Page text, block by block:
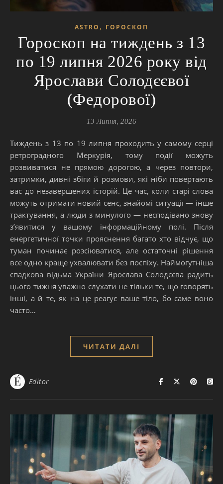
ASTRO , ГОРОСКОП
Гороскоп на тиждень з 13
по 19 липня 2026 року від
Ярослави Солодєєвої
(Федорової)
13 Липня, 2026
Тиждень з 13 по 19 липня проходить у самому серці
ретроградного Меркурія, тому події можуть
розвиватися не прямою дорогою, а через повтори,
затримки, дивні збіги й розмови, які ніби повертають
вас до незавершених історій. Це час, коли старі слова
можуть отримати новий сенс, знайомі ситуації — інше
трактування, а люди з минулого — несподівано знову
з’явитися у вашому інформаційному полі. Після
енергетичної точки прояснення багато хто відчує, що
туман починає розсіюватися, але остаточні рішення
все одно краще ухвалювати без поспіху. Наймогутніша
спадкова відьма України Ярослава Солодєєва радить
цього тижня уважно слухати не тільки те, що говорять
інші, а й те, як на це реагує ваше тіло, бо саме воно
часто…
ЧИТАТИ ДАЛІ
Editor